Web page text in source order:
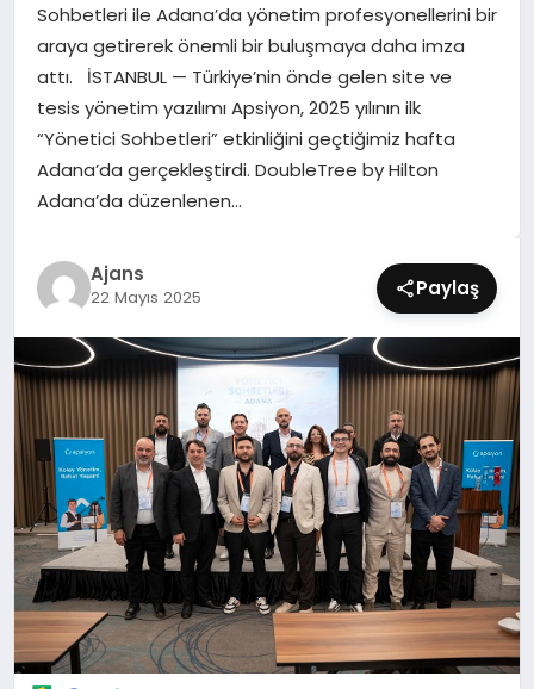
SAĞLIK
SIYASET
SPOR
TEKNOLOJI
YAŞAM
Sohbetleri ile Adana’da yönetim profesyonellerini bir
araya getirerek önemli bir buluşmaya daha imza
attı. İSTANBUL — Türkiye’nin önde gelen site ve
tesis yönetim yazılımı Apsiyon, 2025 yılının ilk
“Yönetici Sohbetleri” etkinliğini geçtiğimiz hafta
Adana’da gerçekleştirdi. DoubleTree by Hilton
Adana’da düzenlenen…
Ajans
22 Mayıs 2025 Paylaş